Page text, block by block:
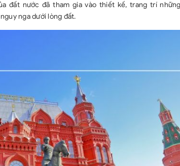
-
- 2
-
-
đất nước đã tham gia vào thiết kế, trang trí
nga dưới lòng đất.